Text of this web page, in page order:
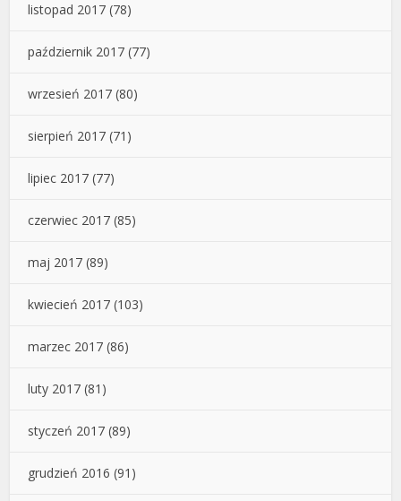
listopad 2017 (78)
październik 2017 (77)
wrzesień 2017 (80)
sierpień 2017 (71)
lipiec 2017 (77)
czerwiec 2017 (85)
maj 2017 (89)
kwiecień 2017 (103)
marzec 2017 (86)
luty 2017 (81)
styczeń 2017 (89)
grudzień 2016 (91)